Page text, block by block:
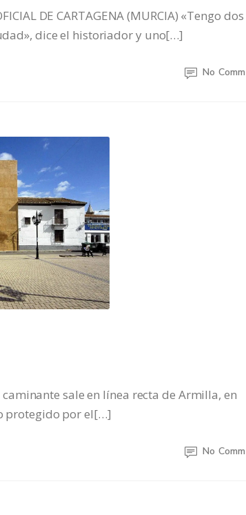
DE CARTAGENA (MURCIA) «Tengo dos
dice el historiador y uno[…]
No
caminante sale en línea recta de Armilla, en
protegido por el[…]
No